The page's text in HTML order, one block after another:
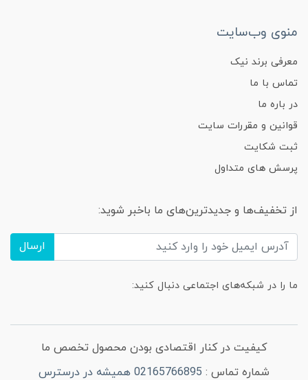
منوی وب‌سایت
معرفی برند نیک
تماس با ما
در باره ما
قوانین و مقررات سایت
ثبت شکایت
پرسش های متداول
از تخفیف‌ها و جدیدترین‌های ما باخبر شوید:
ارسال
ما را در شبکه‌های اجتماعی دنبال کنید:
کیفیت در کنار اقتصادی بودن محصول تخصص ما
شماره تماس :
02165766895 همیشه در درسترس